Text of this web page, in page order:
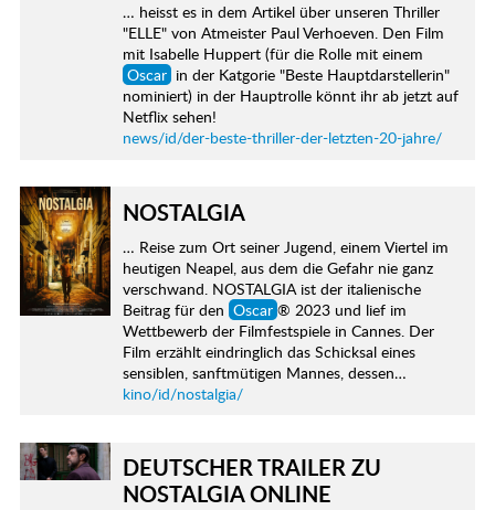
… heisst es in dem Artikel über unseren Thriller
"ELLE" von Atmeister Paul Verhoeven. Den Film
mit Isabelle Huppert (für die Rolle mit einem
Oscar in der Katgorie "Beste Hauptdarstellerin"
nominiert) in der Hauptrolle könnt ihr ab jetzt auf
Netflix sehen!
news/id/der-beste-thriller-der-letzten-20-jahre/
NOSTALGIA
… Reise zum Ort seiner Jugend, einem Viertel im
heutigen Neapel, aus dem die Gefahr nie ganz
verschwand. NOSTALGIA ist der italienische
Beitrag für den Oscar ® 2023 und lief im
Wettbewerb der Filmfestspiele in Cannes. Der
Film erzählt eindringlich das Schicksal eines
sensiblen, sanftmütigen Mannes, dessen…
kino/id/nostalgia/
DEUTSCHER TRAILER ZU
NOSTALGIA ONLINE